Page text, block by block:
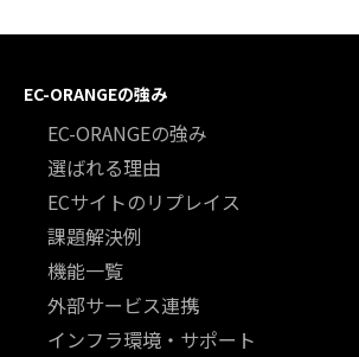
EC-ORANGEの強み
EC-ORANGEの強み
選ばれる理由
ECサイトのリプレイス
課題解決例
機能一覧
外部サービス連携
インフラ環境・サポート